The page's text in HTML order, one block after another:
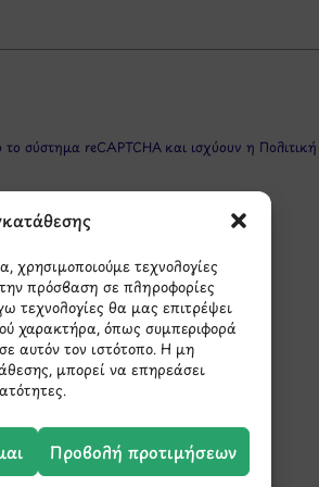
χρησιμοποιούμε τεχνολογίες
πρόσβαση σε πληροφορίες
τεχνολογίες θα μας επιτρέψει
χαρακτήρα, όπως συμπεριφορά
αυτόν τον ιστότοπο. Η μη
μπορεί να επηρεάσει
Προβολή προτιμήσεων
σύστημα reCAPTCHA και ισχύουν η
Μάθετε πρώτοι